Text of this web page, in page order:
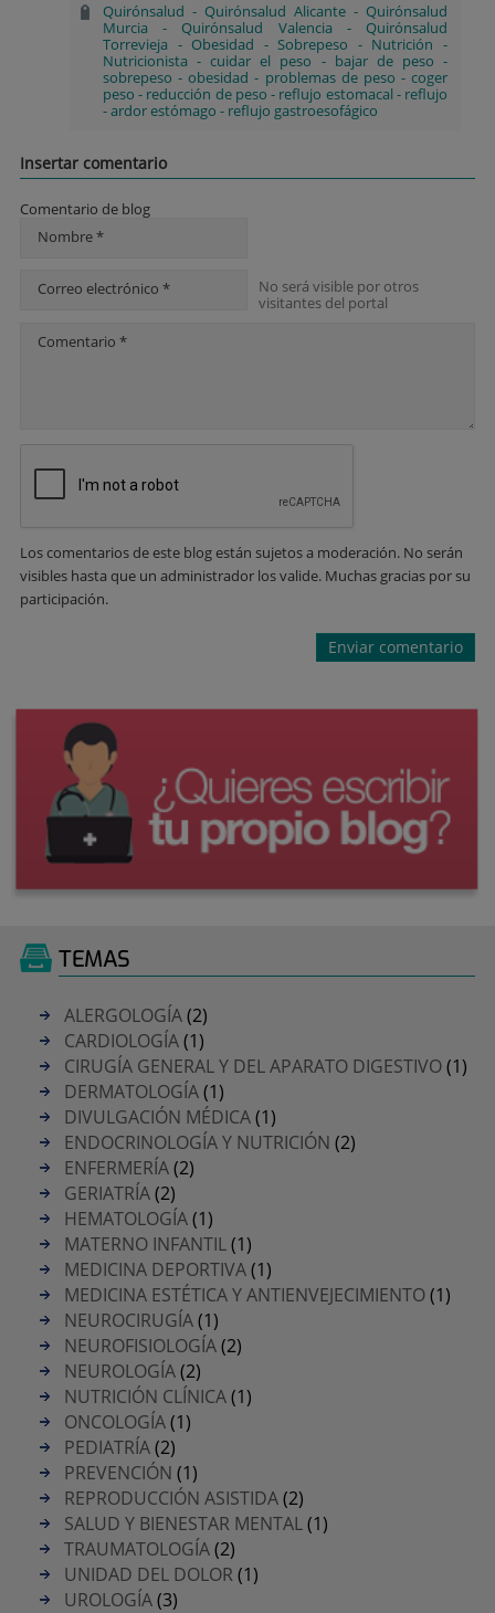
Quirónsalud - Quirónsalud Alicante - Quirónsalud
Murcia -Quirónsalud Valencia -Quirónsalud
Torrevieja -Obesidad -Sobrepeso - Nutrición -
Nutricionista -cuidar el peso - bajar de peso -
sobrepeso -obesidad - problemas de peso - coger
peso - reducción de peso - reflujo estomacal - reflujo
-ardor estómago - reflujo gastroesofágico
Insertar comentario
Comentario de blog
Nombre *
Correo electrónico *
No será visible por otros
visitantes del portal
Comentario *
Los comentarios de este blog están sujetos a moderación. No serán
visibles hasta que un administrador los valide. Muchas gracias por su
participación.
TEMAS
ALERGOLOGÍA(2)
CARDIOLOGÍA(1)
CIRUGÍA GENERAL Y DEL APARATO DIGESTIVO(1)
DERMATOLOGÍA(1)
DIVULGACIÓN MÉDICA(1)
ENDOCRINOLOGÍA Y NUTRICIÓN (2)
ENFERMERÍA(2)
GERIATRÍA(2)
HEMATOLOGÍA(1)
MATERNO INFANTIL(1)
MEDICINA DEPORTIVA(1)
MEDICINA ESTÉTICA Y ANTIENVEJECIMIENTO(1)
NEUROCIRUGÍA(1)
NEUROFISIOLOGÍA(2)
NEUROLOGÍA(2)
NUTRICIÓN CLÍNICA(1)
ONCOLOGÍA(1)
PEDIATRÍA(2)
PREVENCIÓN (1)
REPRODUCCIÓN ASISTIDA(2)
SALUD Y BIENESTAR MENTAL(1)
TRAUMATOLOGÍA(2)
UNIDAD DEL DOLOR(1)
UROLOGÍA(3)